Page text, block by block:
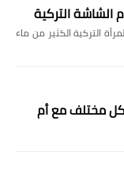
الشاشة التركية
التركية الكثير من ماء
مختلف مع أم